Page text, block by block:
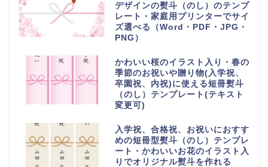
デザインの熨斗（のし）のテンプ
レート・家庭用プリンターでサイ
ズ選べる（Word・PDF・JPG・
PNG）
かわいい桜のイラスト入り・春の
季節のお祝いや贈り物(入学祝、
卒園祝、内祝)に使える短冊熨斗
（のし）テンプレート(テキスト
変更可)
入学祝、合格祝、お祝いにおすす
めの短冊型熨斗（のし）テンプレ
ート・かわいいお花のイラスト入
りでオリジナル熨斗を作れる